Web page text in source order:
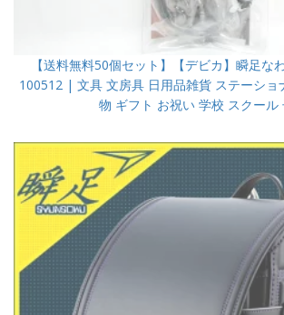
【送料無料50個セット】【デビカ】瞬足
100512 | 文具 文房具 日用品雑貨 ステーショ
物 ギフト お祝い 学校 スクール